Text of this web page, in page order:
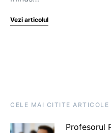
Vezi articolul
CELE MAI CITITE ARTICOLE
Profesorul